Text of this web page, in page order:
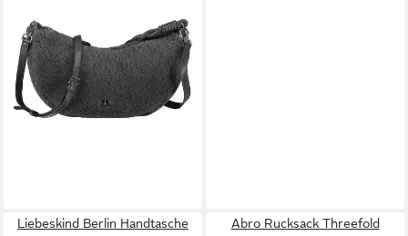
239,20 €
-20%
in 4-5 Werktagen bei dir
Liebeskind Berlin Handtasche
Abro Rucksack Threefold